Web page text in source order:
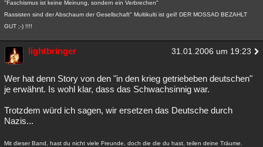
"Faschismus ist keine Meinung, sondern ein Verbrechen"
Rassisten sind der Abschaum der Gesellschaft" Multikulti ist geil! DER MOSSAD BEZAHLT
GUT ;-) !!!!
lightbringer 31.01.2006 um 19:23
Wer hat denn Story von den "in den krieg getriebeben deutschen"
je erwähnt. Is wohl klar, dass das Schwachsinnig war.
Trotzdem würd ich sagen, wir ersetzen das Deutsche durch
Nazis...
Mit dieser Band, hast du nicht viele Freunde, doch die die du hast, teilen deine Träume.